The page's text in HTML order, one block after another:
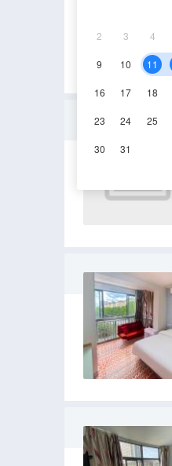
2 3 4
9 10 11
16 17 18
23 24 25
30 31